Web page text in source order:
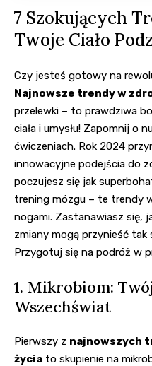
7 Szokujących
Twoje Ciało
Czy jesteś gotowy na
Najnowsze trendy w
przelewki – to prawdziwa
ciała i umysłu! Zapomnij o
ćwiczeniach. Rok 2024
innowacyjne podejścia do
poczujesz się jak
trening mózgu – te trendy
nogami. Zastanawiasz się,
zmiany mogą przynieść tak
Przygotuj się na podróż w
1. Mikrobiom:
Wszechświat
Pierwszy z najnowszych
życia to skupienie na